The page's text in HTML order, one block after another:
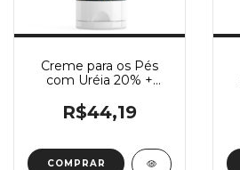
Creme para os Pés
com Uréia 20% +
+ Glicerina 10%
R$44,19
COMPRAR